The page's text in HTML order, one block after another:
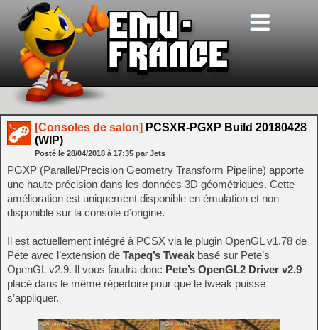
[Consoles de salon] PCSXR-PGXP Build 20180428
(WIP)
Posté le 28/04/2018 à 17:35 par Jets
PGXP (Parallel/Precision Geometry Transform Pipeline) apporte
une haute précision dans les données 3D géométriques. Cette
amélioration est uniquement disponible en émulation et non
disponible sur la console d’origine.
Il est actuellement intégré à PCSX via le plugin OpenGL v1.78 de
Pete avec l’extension de Tapeq’s Tweak basé sur Pete’s
OpenGL v2.9. Il vous faudra donc Pete’s OpenGL2 Driver v2.9
placé dans le même répertoire pour que le tweak puisse
s’appliquer.